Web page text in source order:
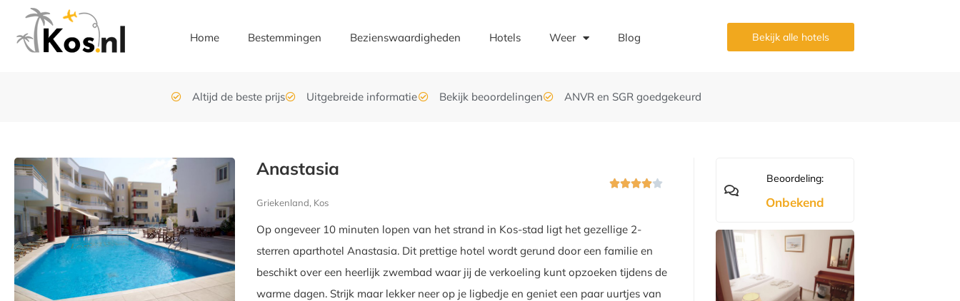
Home Bestemmingen Bezienswaardigheden Hotels Weer Blog Bekijk alle hotels
Altijd de beste prijs Uitgebreide informatie Bekijk beoordelingen ANVR en SGR goedgekeurd
Anastasia
Griekenland, Kos

Op ongeveer 10 minuten lopen van het strand in Kos-stad ligt het gezellige 2-
sterren aparthotel Anastasia. Dit prettige hotel wordt gerund door een familie en
beschikt over een heerlijk zwembad waar jij de verkoeling kunt opzoeken tijdens de
warme dagen. Strijk maar lekker neer op je ligbedje en geniet een paar uurtjes van
Beoordeling:
Onbekend